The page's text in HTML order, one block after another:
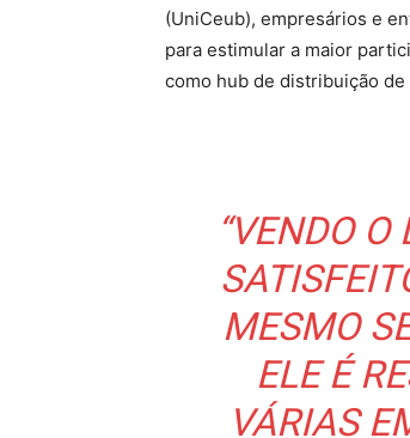
(UniCeub), empresários e
para estimular a maior
como hub de distribuição
“VENDO
MESMO
ELE É
VÁRIAS